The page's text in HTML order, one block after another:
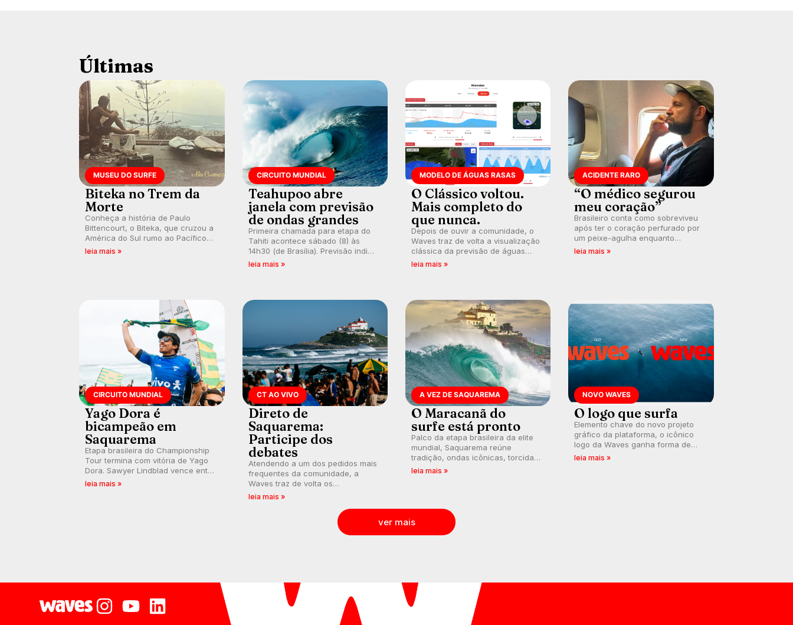
Últimas
MUSEU DO SURFE
Biteka no Trem da
Morte
Conheça a história de Paulo
Bittencourt, o Biteka, que cruzou a
América do Sul rumo ao Pacífico
em uma jornada que se tornou um
leia mais »
CIRCUITO MUNDIAL
Teahupoo abre
janela com previsão
de ondas grandes
Primeira chamada para etapa do
Tahiti acontece sábado (8) às
14h30 (de Brasília). Previsão indica
swell consistente. Medina
leia mais »
MODELO DE ÁGUAS RASAS
O Clássico voltou.
Mais completo do
que nunca.
Depois de ouvir a comunidade, o
Waves traz de volta a visualização
clássica da previsão de águas
rasas, agora integrada à nova
leia mais »
ACIDENTE RARO
“O médico segurou
meu coração”
Brasileiro conta como sobreviveu
após ter o coração perfurado por
um peixe-agulha enquanto
surfava na Costa Rica.
leia mais »
CIRCUITO MUNDIAL
Yago Dora é
bicampeão em
Saquarema
Etapa brasileira do Championship
Tour termina com vitória de Yago
Dora. Sawyer Lindblad vence entre
as mulheres e Leonardo Fioravanti
leia mais »
CT AO VIVO
Direto de
Saquarema:
Participe dos
debates
Atendendo a um dos pedidos mais
frequentes da comunidade, a
Waves traz de volta os
comentários e debates em tempo
leia mais »
A VEZ DE SAQUAREMA
O Maracanã do
surfe está pronto
Palco da etapa brasileira da elite
mundial, Saquarema reúne
tradição, ondas icônicas, torcida
única e uma premiação inédita,
leia mais »
NOVO WAVES
O logo que surfa
Elemento chave do novo projeto
gráfico da plataforma, o icônico
logo da Waves ganha forma de
ondulação.
leia mais »
ver mais